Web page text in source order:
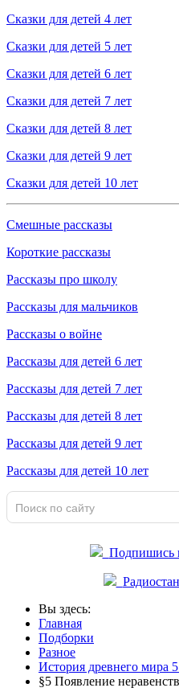
Сказки для детей 4 лет
Сказки для детей 5 лет
Сказки для детей 6 лет
Сказки для детей 7 лет
Сказки для детей 8 лет
Сказки для детей 9 лет
Сказки для детей 10 лет
Смешные рассказы
Короткие рассказы
Рассказы про школу
Рассказы для мальчиков
Рассказы о войне
Рассказы для детей 6 лет
Рассказы для детей 7 лет
Рассказы для детей 8 лет
Рассказы для детей 9 лет
Рассказы для детей 10 лет
Подпишись
Вы здесь:
Главная
Подборки
Разное
История древнего мира 5
§5 Появление